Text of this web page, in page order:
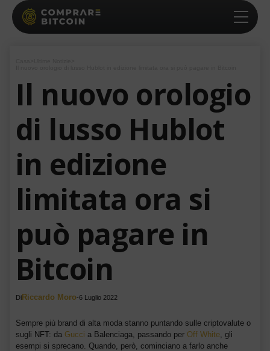
Il nuovo orologio
di lusso Hublot
in edizione
limitata ora si
può pagare in
Bitcoin
Di Riccardo Moro-6 Luglio 2022
Sempre più brand di alta moda stanno puntando sulle criptovalute o
sugli NFT: da Gucci a Balenciaga, passando per Off White, gli
esempi si sprecano. Quando, però, cominciano a farlo anche